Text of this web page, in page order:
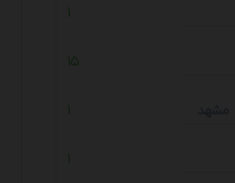
1
15
1
1